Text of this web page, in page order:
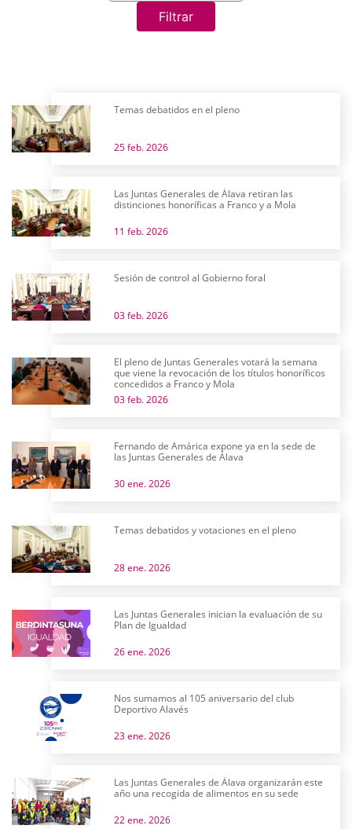
Filtrar
Temas debatidos en el pleno
25 feb. 2026
Las Juntas Generales de Álava retiran las
distinciones honoríficas a Franco y a Mola
11 feb. 2026
Sesión de control al Gobierno foral
03 feb. 2026
El pleno de Juntas Generales votará la semana
que viene la revocación de los títulos honoríficos
concedidos a Franco y Mola
03 feb. 2026
Fernando de Amárica expone ya en la sede de
las Juntas Generales de Álava
30 ene. 2026
Temas debatidos y votaciones en el pleno
28 ene. 2026
Las Juntas Generales inician la evaluación de su
Plan de Igualdad
26 ene. 2026
Nos sumamos al 105 aniversario del club
Deportivo Alavés
23 ene. 2026
Las Juntas Generales de Álava organizarán este
año una recogida de alimentos en su sede
22 ene. 2026